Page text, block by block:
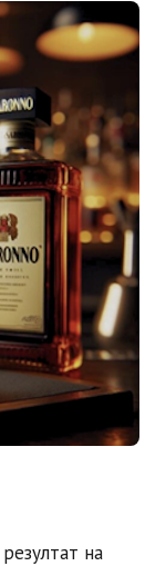
на